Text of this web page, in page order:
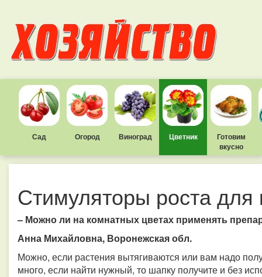
Сад Огород Виноград Цветник
Готовим
вкусно
Стимуляторы роста для
– Можно ли на комнатных цветах применять
Анна Михайловна, Воронежская обл.
Можно, если растения вытягиваются или вам надо
много, если найти нужный, то шапку получите и без